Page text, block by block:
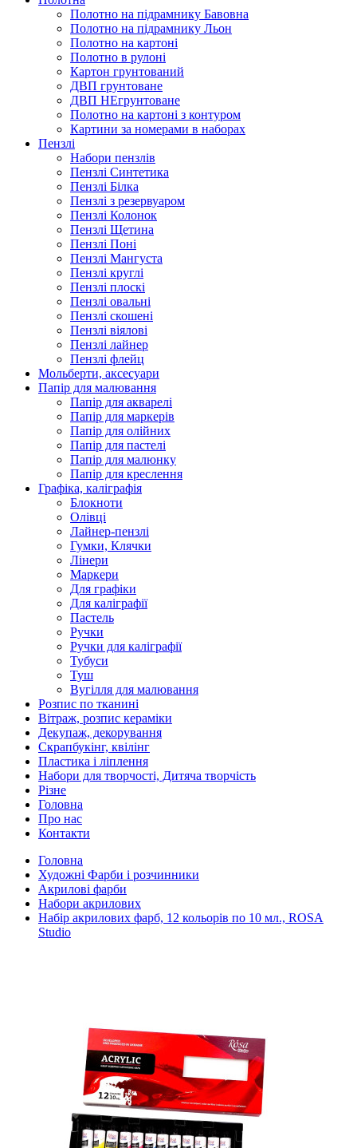
Полотно на підрамнику Бавовна
Полотно на підрамнику Льон
Полотно на картоні
Полотно в рулоні
Картон грунтований
ДВП грунтоване
ДВП НЕгрунтоване
Полотно на картоні з контуром
Картини за номерами в наборах
Пензлі
Набори пензлів
Пензлі Синтетика
Пензлі Білка
Пензлі з резервуаром
Пензлі Колонок
Пензлі Щетина
Пензлі Поні
Пензлі Мангуста
Пензлі круглі
Пензлі плоскі
Пензлі овальні
Пензлі скошені
Пензлі віялові
Пензлі лайнер
Пензлі флейц
Мольберти, аксесуари
Папір для малювання
Папір для акварелі
Папір для маркерів
Папір для олійних
Папір для пастелі
Папір для малюнку
Папір для креслення
Графіка, каліграфія
Блокноти
Олівці
Лайнер-пензлі
Гумки, Клячки
Лінери
Маркери
Для графіки
Для каліграфії
Пастель
Ручки
Ручки для каліграфії
Тубуси
Туш
Вугілля для малювання
Розпис по тканині
Вітраж, розпис кераміки
Декупаж, декорування
Скрапбукінг, квілінг
Пластика і ліплення
Набори для творчості, Дитяча творчість
Різне
Головна
Про нас
Контакти
Головна
Художні Фарби і розчинники
Акрилові фарби
Набори акрилових
Набір акрилових фарб, 12 кольорів по 10 мл., ROSA
Studio